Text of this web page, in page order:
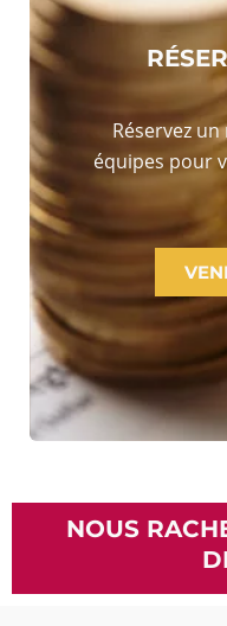
Réservez
équipes pour
NOUS